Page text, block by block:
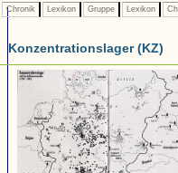
Chronik Lexikon Gruppe Lexikon
Konzentrationslager (KZ)